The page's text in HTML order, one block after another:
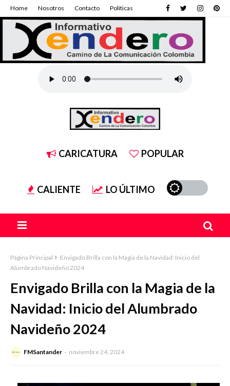
Home Nosotros Contacto Políticas
CARICATURA POPULAR
CALIENTE LO ÚLTIMO
Página Principal
Envigado Brilla con la Magia de la Navidad: Inicio del
Alumbrado Navideño 2024
Envigado Brilla con la Magia de la
Navidad: Inicio del Alumbrado
Navideño 2024
FMSantander noviembre 24, 2024